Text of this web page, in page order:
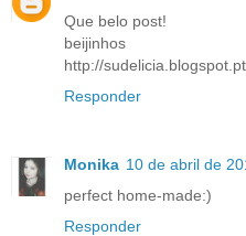
Que belo post!
beijinhos
http://
Responder
Monika 10 de abril de
perfect home-made:)
Responder